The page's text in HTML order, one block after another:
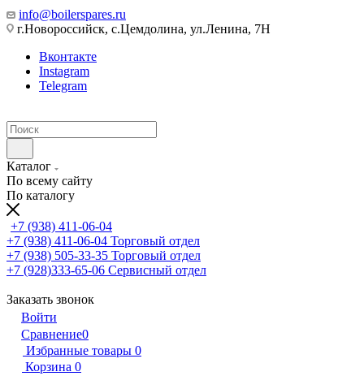
info@boilerspares.ru
г.Новороссийск, с.Цемдолина, ул.Ленина, 7Н
Вконтакте
Instagram
Telegram
Каталог
По всему сайту
По каталогу
+7 (938) 411-06-04
+7 (938) 411-06-04 Торговый отдел
+7 (938) 505-33-35 Торговый отдел
+7 (928)333-65-06 Сервисный отдел
Заказать звонок
Войти
Сравнение0
Избранные товары 0
Корзина 0